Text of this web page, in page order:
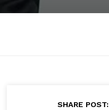
SHARE POST: